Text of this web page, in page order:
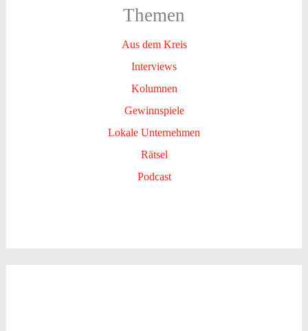
Themen
Aus dem Kreis
Interviews
Kolumnen
Gewinnspiele
Lokale Unternehmen
Rätsel
Podcast